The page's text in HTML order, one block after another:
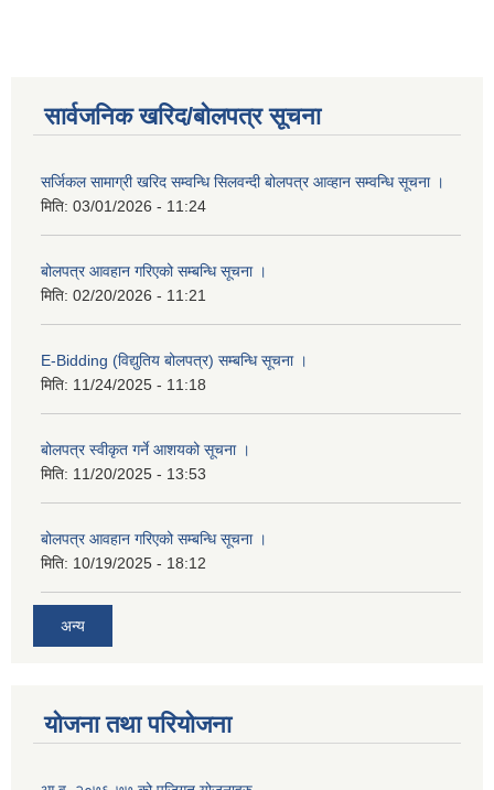
सार्वजनिक खरिद/बोलपत्र सूचना
सर्जिकल सामाग्री खरिद सम्वन्धि सिलवन्दी बोलपत्र आव्हान सम्वन्धि सूचना ।
मिति: 03/01/2026 - 11:24
बोलपत्र आवहान गरिएको सम्बन्धि सूचना ।
मिति: 02/20/2026 - 11:21
E-Bidding (विद्युतिय बोलपत्र) सम्बन्धि सूचना ।
मिति: 11/24/2025 - 11:18
बोलपत्र स्वीकृत गर्ने आशयको सूचना ।
मिति: 11/20/2025 - 13:53
बोलपत्र आवहान गरिएको सम्बन्धि सूचना ।
मिति: 10/19/2025 - 18:12
अन्य
योजना तथा परियोजना